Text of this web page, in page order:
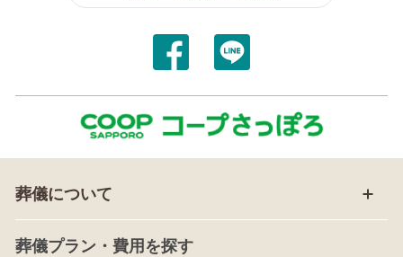
葬儀について
葬儀プラン・費用を探す